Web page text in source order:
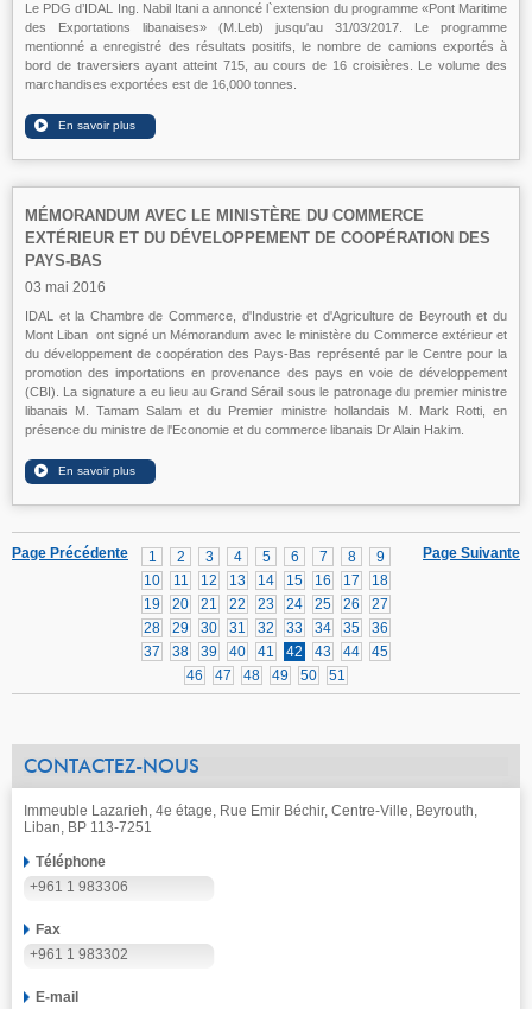
Le PDG d’IDAL Ing. Nabil Itani a annoncé l`extension du programme «Pont Maritime
des Exportations libanaises» (M.Leb) jusqu'au 31/03/2017. Le programme
mentionné a enregistré des résultats positifs, le nombre de camions exportés à
bord de traversiers ayant atteint 715, au cours de 16 croisières. Le volume des
marchandises exportées est de 16,000 tonnes.
MÉMORANDUM AVEC LE MINISTÈRE DU COMMERCE
EXTÉRIEUR ET DU DÉVELOPPEMENT DE COOPÉRATION DES
PAYS-BAS
03 mai 2016
IDAL et la Chambre de Commerce, d'Industrie et d'Agriculture de Beyrouth et du
Mont Liban ont signé un Mémorandum avec le ministère du Commerce extérieur et
du développement de coopération des Pays-Bas représenté par le Centre pour la
promotion des importations en provenance des pays en voie de développement
(CBI). La signature a eu lieu au Grand Sérail sous le patronage du premier ministre
libanais M. Tamam Salam et du Premier ministre hollandais M. Mark Rotti, en
présence du ministre de l'Economie et du commerce libanais Dr Alain Hakim.
Page Suivante
1 2 3 4 5 6 7 8
9
10
11 12 13 14 15 16 17
18
19
20 21 22 23 24 25 26
27
28
29 30 31 32 33 34 35
36
37
38 39 40 41 42 43 44
45
46
47 48 49 50 51
Page Précédente
CONTACTEZ-NOUS
Immeuble Lazarieh, 4e étage, Rue Emir Béchir, Centre-Ville, Beyrouth,
Liban, BP 113-7251
Téléphone
+961 1 983306
Fax
+961 1 983302
E-mail